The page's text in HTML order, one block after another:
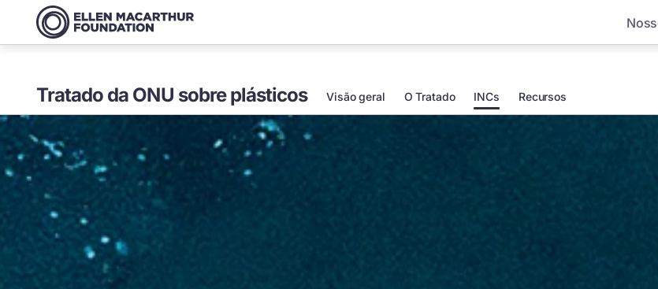
Tratado da ONU sobre plásticos Visão geral O Tratado INCs Recursos